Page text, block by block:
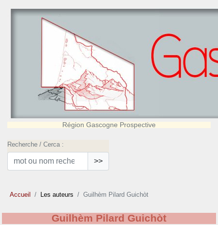
Région Gascogne Prospective
Recherche / Cerca :
>>
Accueil Les auteurs Guilhèm Pilard Guichòt
Guilhèm Pilard Guichòt